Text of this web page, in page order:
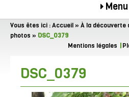
Menu
Vous êtes ici :Accueil » À la découverte
photos » DSC_0379
Mentions légales
DSC_0379